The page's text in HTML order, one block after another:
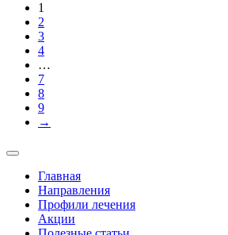
1
2
3
4
…
7
8
9
→
Главная
Направления
Профили лечения
Акции